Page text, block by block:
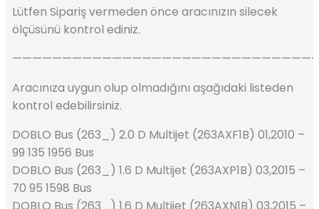
Lütfen Sipariş vermeden önce aracınızın silecek
ölçüsünü kontrol ediniz.
Aracınıza uygun olup olmadığını aşağıdaki listeden
kontrol edebilirsiniz.
DOBLO Bus (263_) 2.0 D Multijet (263AXF1B) 01,2010 –
99 135 1956 Bus
DOBLO Bus (263_) 1.6 D Multijet (263AXP1B) 03,2015 –
70 95 1598 Bus
DOBLO Bus (263_) 1.6 D Multijet (263AXN1B) 03,2015 –